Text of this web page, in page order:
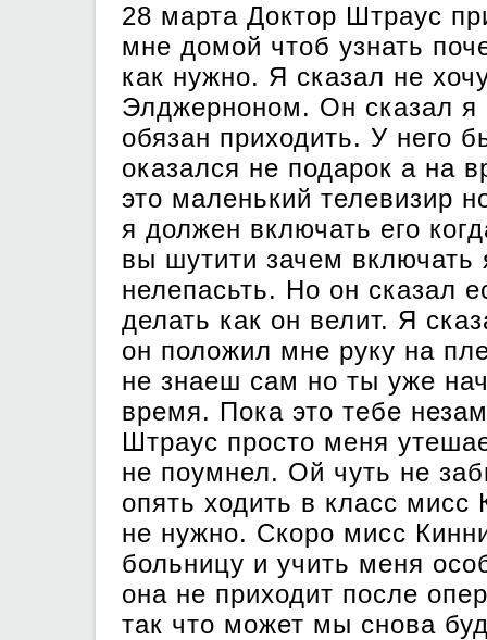
28 марта Доктор Штраус
мне домой чтоб узнать
как нужно. Я сказал не
Элджерноном. Он сказал я
обязан приходить. У него
оказался не подарок а на
это маленький телевизир
я должен включать его
вы шутити зачем
нелепасьть. Но он сказал
делать как он велит. Я
он положил мне руку на
не знаеш сам но ты уже
время. Пока это тебе
Штраус просто меня
не поумнел. Ой чуть не
опять ходить в класс
не нужно. Скоро мисс
больницу и учить меня
она не приходит после
так что может мы снова